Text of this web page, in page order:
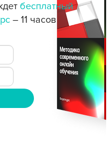
бесплатный
– 11 часов